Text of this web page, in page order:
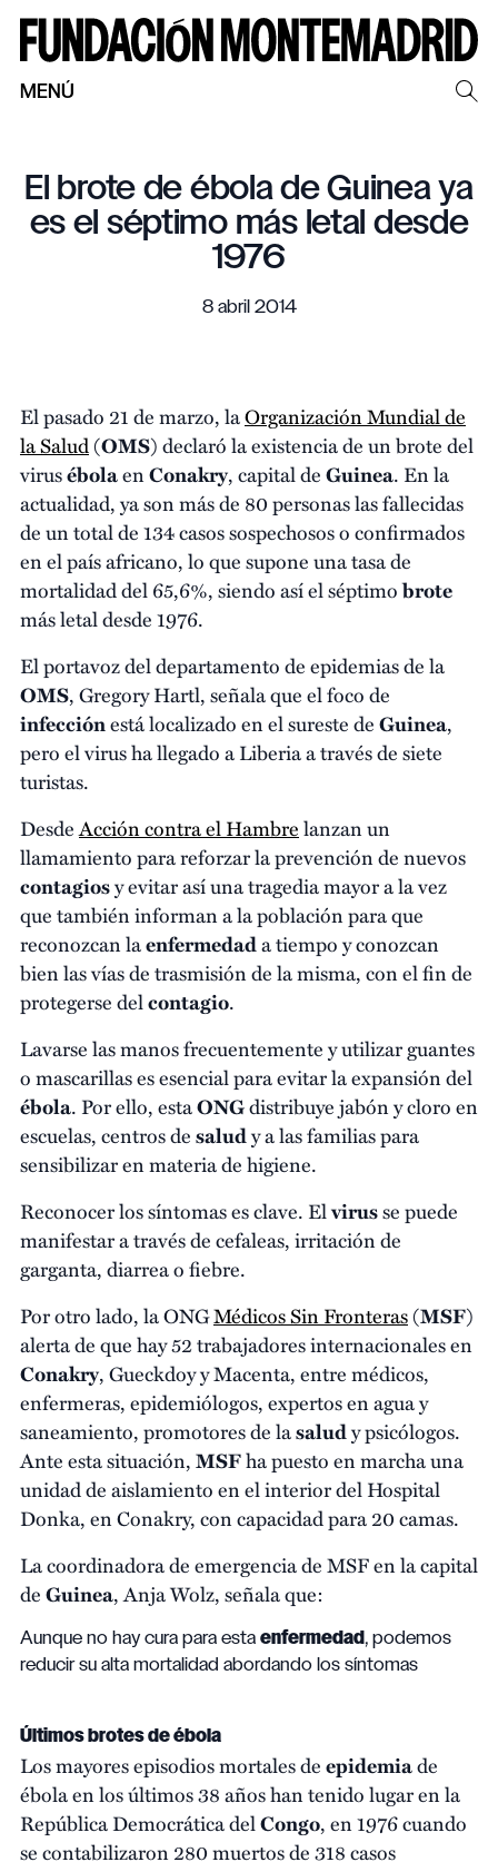
MENÚ
El brote de ébola de Guinea ya
es el séptimo más letal desde
1976
8 abril 2014
El pasado 21 de marzo, laOrganización Mundial de
la Salud(OMS) declaró la existencia de un brote del
virusébolaenConakry, capital deGuinea. En la
actualidad, ya son más de 80 personas las fallecidas
de un total de 134 casos sospechosos o confirmados
en el país africano, lo que supone una tasa de
mortalidad del 65,6%, siendo así el séptimobrote
más letal desde 1976.
El portavoz del departamento de epidemias de la
OMS, Gregory Hartl, señala que el foco de
infecciónestá localizado en el sureste deGuinea,
pero el virus ha llegado a Liberia a través de siete
turistas.
DesdeAcción contra el Hambrelanzan un
llamamiento para reforzar la prevención de nuevos
contagiosy evitar así una tragedia mayor a la vez
que también informan a la población para que
reconozcan laenfermedada tiempo y conozcan
bien las vías de trasmisión de la misma, con el fin de
protegerse delcontagio.
Lavarse las manos frecuentemente y utilizar guantes
o mascarillas es esencial para evitar la expansión del
ébola. Por ello, estaONGdistribuye jabón y cloro en
escuelas, centros desaludy a las familias para
sensibilizar en materia de higiene.
Reconocer los síntomas es clave. Elvirusse puede
manifestar a través de cefaleas, irritación de
garganta, diarrea o fiebre.
Por otro lado, la ONGMédicos Sin Fronteras(MSF)
alerta de que hay 52 trabajadores internacionales en
Conakry, Gueckdoy y Macenta, entre médicos,
enfermeras, epidemiólogos, expertos en agua y
saneamiento, promotores de lasaludy psicólogos.
Ante esta situación,MSFha puesto en marcha una
unidad de aislamiento en el interior del Hospital
Donka, en Conakry, con capacidad para 20 camas.
La coordinadora de emergencia de MSF en la capital
deGuinea, Anja Wolz, señala que:
Aunque no hay cura para esta enfermedad , podemos
reducir su alta mortalidad abordando los síntomas
Últimos brotes de ébola
Los mayores episodios mortales deepidemiade
ébola en los últimos 38 años han tenido lugar en la
República Democrática delCongo, en 1976 cuando
se contabilizaron 280 muertos de 318 casos